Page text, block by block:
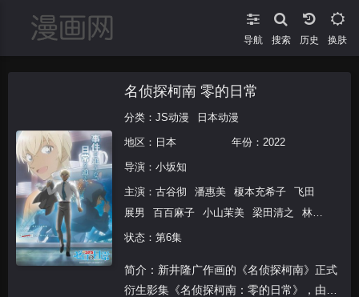
导航 搜索 换肤
名侦探柯南 零的日常
分类： JS动漫 日本动漫
地区： 日本 年份： 2022
导演： 小坂知
主演： 古谷彻 潘惠美 榎本充希子
飞田
展男
百百麻子 小山茉美 梁田清之
林原
惠美
长泽美树
状态：第6集
简介：新井隆广作画的《名侦探柯南》正式
衍生影集《名侦探柯南：零的日常》，由原